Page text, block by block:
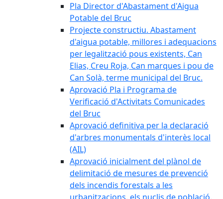
Pla Director d'Abastament d'Aigua
Potable del Bruc
Projecte constructiu. Abastament
d'aigua potable, millores i adequacions
per legalització pous existents, Can
Elias, Creu Roja, Can marques i pou de
Can Solà, terme municipal del Bruc.
Aprovació Pla i Programa de
Verificació d'Activitats Comunicades
del Bruc
Aprovació definitiva per la declaració
d'arbres monumentals d'interès local
(AIL)
Aprovació inicialment del plànol de
delimitació de mesures de prevenció
dels incendis forestals a les